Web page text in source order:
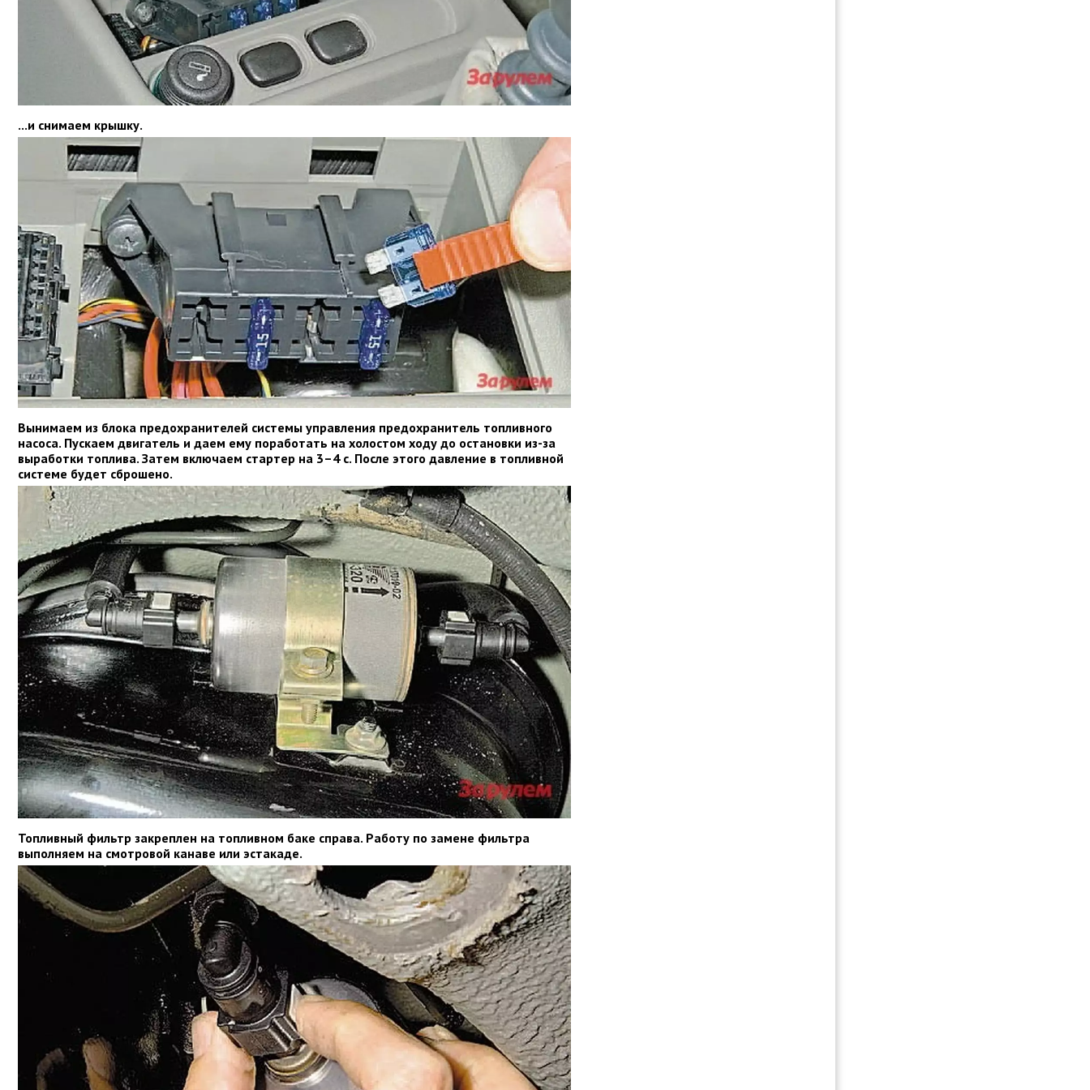
...и снимаем крышку.
Вынимаем из блока предохранителей системы управления предохранитель топливного
насоса. Пускаем двигатель и даем ему поработать на холос­том ходу до остановки из-за
выработки топлива. Затем включаем стартер на 3–4 с. После этого давление в топливной
системе будет сброшено.
Топливный фильтр закреплен на топливном баке справа. Работу по замене фильтра
выполняем на смотровой канаве или эстакаде.